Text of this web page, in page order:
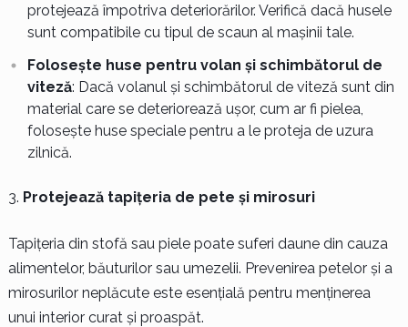
protejează împotriva deteriorărilor. Verifică dacă husele
sunt compatibile cu tipul de scaun al mașinii tale.
Folosește huse pentru volan și schimbătorul de
viteză: Dacă volanul și schimbătorul de viteză sunt din
material care se deteriorează ușor, cum ar fi pielea,
folosește huse speciale pentru a le proteja de uzura
zilnică.
Protejează tapițeria de pete și mirosuri
Tapițeria din stofă sau piele poate suferi daune din cauza
alimentelor, băuturilor sau umezelii. Prevenirea petelor și a
mirosurilor neplăcute este esențială pentru menținerea
unui interior curat și proaspăt.